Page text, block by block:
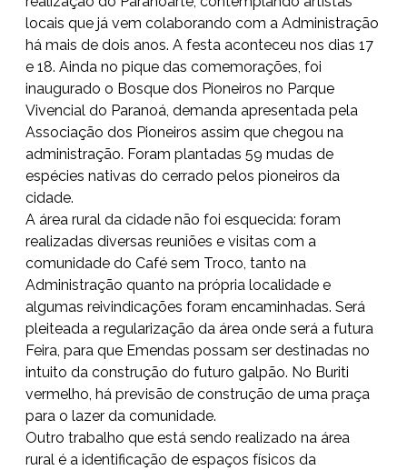
locais que já vem colaborando com a Administração
há mais de dois anos. A festa aconteceu nos dias 17
e 18. Ainda no pique das comemorações, foi
inaugurado o Bosque dos Pioneiros no Parque
Vivencial do Paranoá, demanda apresentada pela
Associação dos Pioneiros assim que chegou na
administração. Foram plantadas 59 mudas de
espécies nativas do cerrado pelos pioneiros da
cidade.
A área rural da cidade não foi esquecida: foram
realizadas diversas reuniões e visitas com a
comunidade do Café sem Troco, tanto na
Administração quanto na própria localidade e
algumas reivindicações foram encaminhadas. Será
pleiteada a regularização da área onde será a futura
Feira, para que Emendas possam ser destinadas no
intuito da construção do futuro galpão. No Buriti
vermelho, há previsão de construção de uma praça
para o lazer da comunidade.
Outro trabalho que está sendo realizado na área
rural é a identificação de espaços físicos da